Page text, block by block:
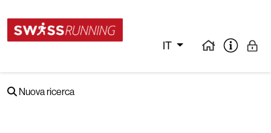
IT
Nuova ricerca